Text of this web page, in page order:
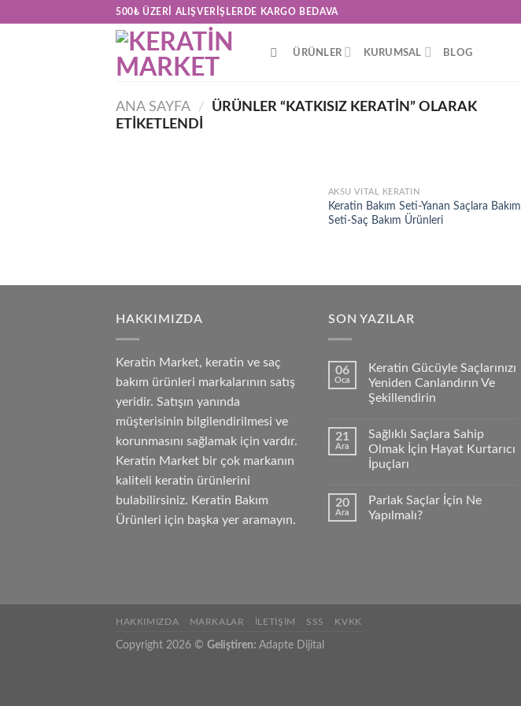
500₺ ÜZERI ALIŞVERIŞLERDE KARGO BEDAVA
ÜRÜNLER KURUMSAL BLOG
ANA SAYFA / ÜRÜNLER “KATKISIZ KERATIN” OLARAK
ETIKETLENDI
Add to
AKSU VITAL KERATIN
Keratin Bakım Seti-Yanan Saçlara Bakım
Seti-Saç Bakım Ürünleri
HAKKIMIZDA
Keratin Market, keratin ve saç
bakım ürünleri markalarının satış
yeridir. Satışın yanında
müşterisinin bilgilendirilmesi ve
korunmasını sağlamak için vardır.
Keratin Market bir çok markanın
kaliteli keratin ürünlerini
bulabilirsiniz. Keratin Bakım
Ürünleri için başka yer aramayın.
SON YAZILAR
06
Oca
Keratin Gücüyle Saçlarınızı
Yeniden Canlandırın Ve
Şekillendirin
21
Ara
Sağlıklı Saçlara Sahip
Olmak İçin Hayat Kurtarıcı
İpuçları
20
Ara
Parlak Saçlar İçin Ne
Yapılmalı?
HAKKIMIZDA MARKALAR İLETIŞIM SSS KVKK
Copyright 2026 © Geliştiren: Adapte Dijital